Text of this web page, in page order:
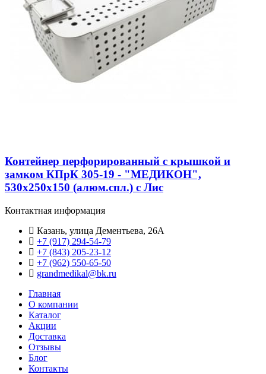
Контейнер перфорированный с крышкой и
замком КПрК 305-19 - "МЕДИКОН",
530х250х150 (алюм.спл.) с Лис
Контактная информация
Казань, улица Дементьева, 26А
+7 (917) 294-54-79
+7 (843) 205-23-12
+7 (962) 550‑65‑50‬
grandmedikal@bk.ru
Главная
О компании
Каталог
Акции
Доставка
Отзывы
Блог
Контакты